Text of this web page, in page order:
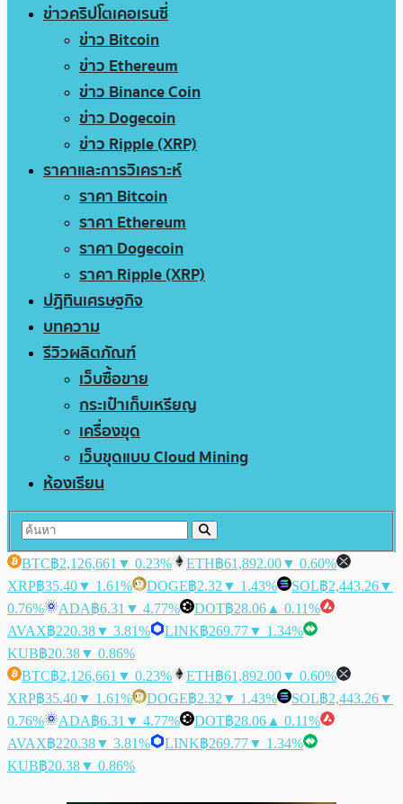
ข่าวคริปโตเคอเรนซี่
ข่าว Bitcoin
ข่าว Ethereum
ข่าว Binance Coin
ข่าว Dogecoin
ข่าว Ripple (XRP)
ราคาและการวิเคราะห์
ราคา Bitcoin
ราคา Ethereum
ราคา Dogecoin
ราคา Ripple (XRP)
ปฏิทินเศรษฐกิจ
บทความ
รีวิวผลิตภัณฑ์
เว็บซื้อขาย
กระเป๋าเก็บเหรียญ
เครื่องขุด
เว็บขุดแบบ Cloud Mining
ห้องเรียน
BTC฿2,126,661 ▼ 0.23% ETH฿61,892.00▼ 0.60%
XRP฿35.40▼ 1.61% DOGE฿2.32 ▼ 1.43% SOL฿2,443.26▼
0.76%
ADA฿6.31 ▼ 4.77% DOT฿28.06 ▲ 0.11%
AVAX฿220.38▼ 3.81% LINK฿269.77▼ 1.34%
KUB฿20.38▼ 0.86%
BTC฿2,126,661 ▼ 0.23% ETH฿61,892.00▼ 0.60%
XRP฿35.40▼ 1.61% DOGE฿2.32 ▼ 1.43% SOL฿2,443.26▼
0.76%
ADA฿6.31 ▼ 4.77% DOT฿28.06 ▲ 0.11%
AVAX฿220.38▼ 3.81% LINK฿269.77▼ 1.34%
KUB฿20.38▼ 0.86%